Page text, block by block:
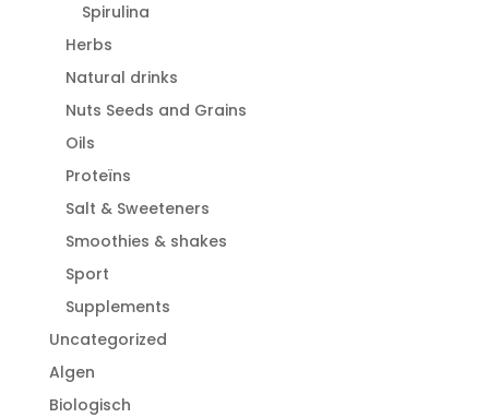
Spirulina
Herbs
Natural drinks
Nuts Seeds and Grains
Oils
Proteïns
Salt & Sweeteners
Smoothies & shakes
Sport
Supplements
Uncategorized
Algen
Biologisch